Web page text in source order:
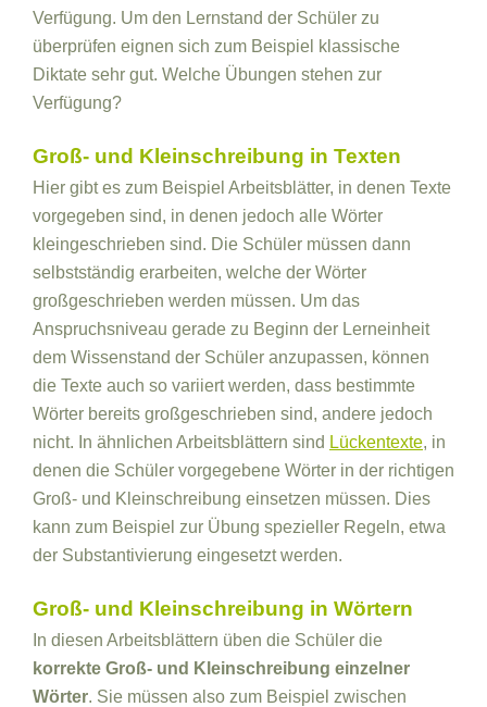
Verfügung. Um den Lernstand der Schüler zu
überprüfen eignen sich zum Beispiel klassische
Diktate sehr gut. Welche Übungen stehen zur
Verfügung?
Groß- und Kleinschreibung in Texten
Hier gibt es zum Beispiel Arbeitsblätter, in denen Texte
vorgegeben sind, in denen jedoch alle Wörter
kleingeschrieben sind. Die Schüler müssen dann
selbstständig erarbeiten, welche der Wörter
großgeschrieben werden müssen. Um das
Anspruchsniveau gerade zu Beginn der Lerneinheit
dem Wissenstand der Schüler anzupassen, können
die Texte auch so variiert werden, dass bestimmte
Wörter bereits großgeschrieben sind, andere jedoch
nicht. In ähnlichen Arbeitsblättern sind Lückentexte, in
denen die Schüler vorgegebene Wörter in der richtigen
Groß- und Kleinschreibung einsetzen müssen. Dies
kann zum Beispiel zur Übung spezieller Regeln, etwa
der Substantivierung eingesetzt werden.
Groß- und Kleinschreibung in Wörtern
In diesen Arbeitsblättern üben die Schüler die
korrekte Groß- und Kleinschreibung einzelner
Wörter. Sie müssen also zum Beispiel zwischen